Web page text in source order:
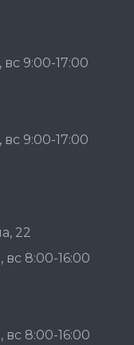
вс 9:00-17:00
вс 9:00-17:00
22
вс 8:00-16:00
вс 8:00-16:00